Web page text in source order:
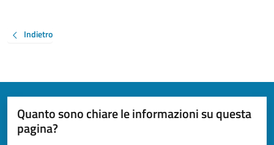
Indietro
Quanto sono chiare le informazioni su questa
pagina?